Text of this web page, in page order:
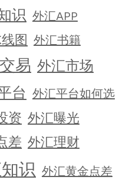
识 外汇APP
图 外汇书籍
易 外汇市场
台 外汇平台如何选
资 外汇曝光
差 外汇理财
识 外汇黄金点差